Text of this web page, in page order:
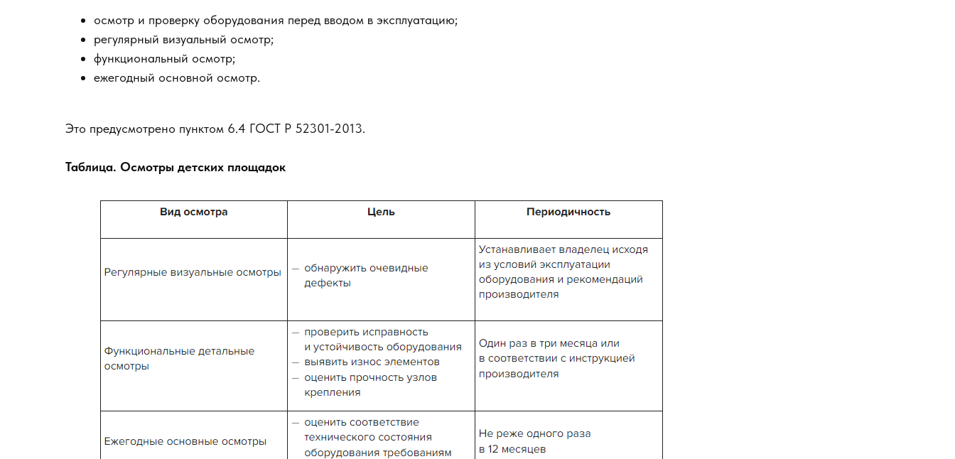
осмотр и проверку оборудования перед вводом в эксплуатацию;
регулярный визуальный осмотр;
функциональный осмотр;
ежегодный основной осмотр.
Это предусмотрено пунктом 6.4 ГОСТ Р 52301-2013.
Таблица. Осмотры детских площадок